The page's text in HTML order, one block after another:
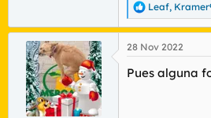
R
e
a
c
i
Leaf,
28 Nov 2022
Pues alguna